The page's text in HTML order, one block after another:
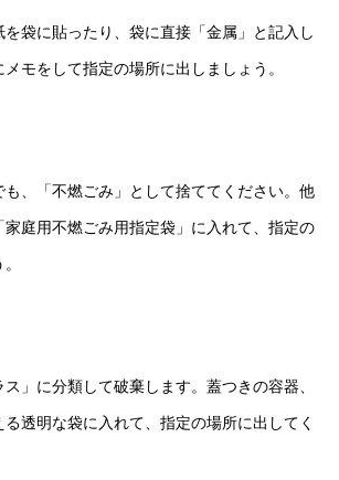
を袋に貼ったり、袋に直接「金属」と記入し
モをして指定の場所に出しましょう。
も、「不燃ごみ」として捨ててください。他
庭用不燃ごみ用指定袋」に入れて、指定の
ス」に分類して破棄します。蓋つきの容器、
透明な袋に入れて、指定の場所に出してく